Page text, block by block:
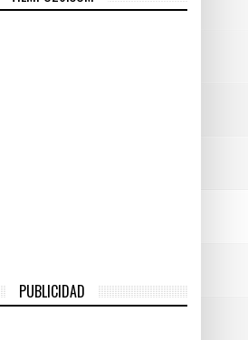
PUBLICIDAD